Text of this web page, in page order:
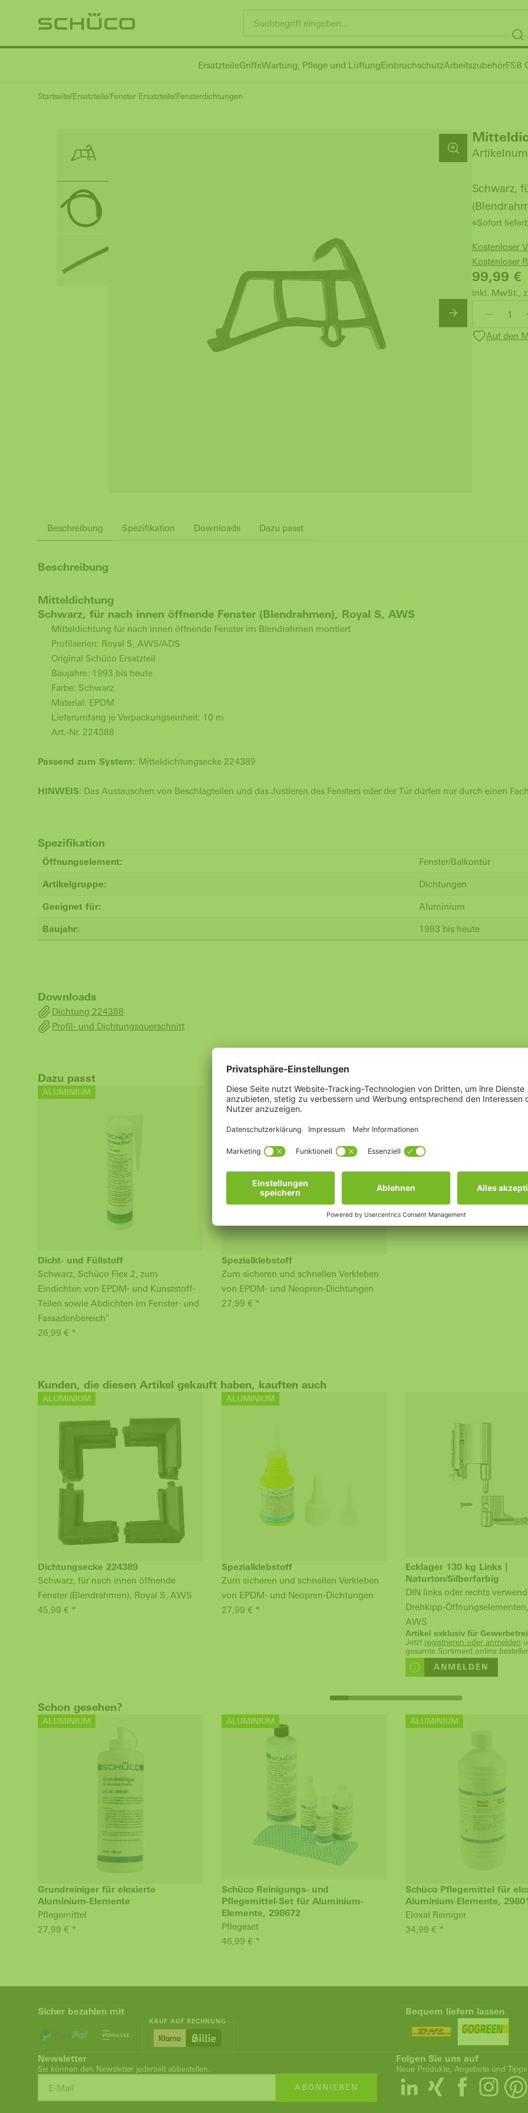
ErsatzteileGriffeWartung, Pflege und LüftungEinbruchschutzArbeitszubehörFSB
Startseite Ersatzteile Fenster Ersatzteile Fensterdichtungen
Schwarz,
Sofort
Kostenloser
Kostenloser
99,99 €
inkl. MwSt.,
Auf den
Beschreibung Spezifikation Downloads Dazu passt
Beschreibung
Mitteldichtung
Schwarz, für nach innen öffnende Fenster (Blendrahmen), Royal S, AWS
Mitteldichtung für nach innen öffnende Fenster im Blendrahmen montiert
Profilserien: Royal S, AWS/ADS
Original Schüco Ersatzteil
Baujahre: 1993 bis heute
Farbe: Schwarz
Material: EPDM
Lieferumfang je Verpackungseinheit: 10 m
Art.-Nr. 224388
Passend zum System: Mitteldichtungsecke 224389
HINWEIS: Das Austauschen von Beschlagteilen und das Justieren des Fensters oder der Tür dürfen nur durch einen
Spezifikation
Öffnungselement: Fenster/Balkontür
Artikelgruppe: Dichtungen
Geeignet für: Aluminium
Baujahr: 1993 bis heute
Downloads
Dichtung 224388
Profil- und Dichtungsquerschnitt
Dazu passt
ALUMINIUM
Dicht- und Füllstoff
Schwarz, Schüco Flex 2, zum
Eindichten von EPDM- und Kunststoff-
Teilen sowie Abdichten im Fenster- und
Fassadenbereich"
26,99 € *
ALUMINIUM
Spezialklebstoff
Zum sicheren und schnellen Verkleben
von EPDM- und Neopren-Dichtungen
27,99 € *
Kunden, die diesen Artikel gekauft haben, kauften auch
ALUMINIUM
Dichtungsecke 224389
Schwarz, für nach innen öffnende
Fenster (Blendrahmen), Royal S, AWS
45,99 € *
ALUMINIUM
Spezialklebstoff
Zum sicheren und schnellen Verkleben
von EPDM- und Neopren-Dichtungen
27,99 € *
Ecklager 130 kg Links |
Naturton/Silberfarbig
DIN links oder rechts
Drehkipp-Öffnungselementen,
AWS
Artikel exklusiv für
Jetzt registrieren oder anmelden
gesamte Sortiment online
ANMELDEN
Schon gesehen?
ALUMINIUM
Grundreiniger für eloxierte
Aluminium-Elemente
Pflegemittel
27,99 € *
ALUMINIUM
Schüco Reinigungs- und
Pflegemittel-Set für Aluminium-
Elemente, 298672
Pflegeset
46,99 € *
ALUMINIUM
Schüco Pflegemittel für
Aluminium-Elemente,
Eloxal Reiniger
34,99 € *
Sicher bezahlen mit
KAUF AUF RECHNUNG
Bequem liefern lassen
Newsletter
Sie können den Newsletter jederzeit abbestellen.
ABONNIEREN
Folgen Sie uns auf
Neue Produkte, Angebote und Tipps